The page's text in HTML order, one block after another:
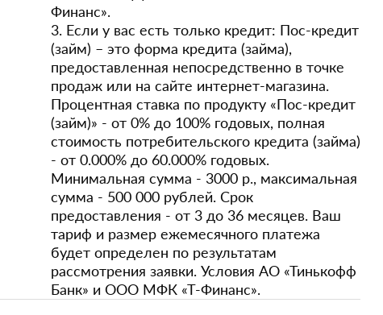
Финанс».
3. Если у вас есть только кредит: Пос-кредит
(займ) – это форма кредита (займа),
предоставленная непосредственно в точке
продаж или на сайте интернет-магазина.
Процентная ставка по продукту «Пос-кредит
(займ)» - от 0% до 100% годовых, полная
стоимость потребительского кредита (займа)
- от 0.000% до 60.000% годовых.
Минимальная сумма - 3000 р., максимальная
сумма - 500 000 рублей. Срок
предоставления - от 3 до 36 месяцев. Ваш
тариф и размер ежемесячного платежа
будет определен по результатам
рассмотрения заявки. Условия АО «Тинькофф
Банк» и ООО МФК «Т-Финанс».